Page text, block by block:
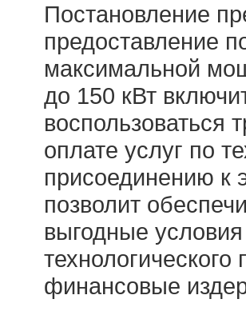
Постановление
предоставление
максимальной
до 150 кВт
воспользоваться
оплате услуг по
присоединению к
позволит
выгодные
финансовые